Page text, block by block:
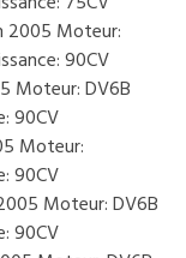
2005 Moteur:
90CV
Moteur: DV6B
90CV
Moteur:
90CV
Moteur: DV6B
90CV